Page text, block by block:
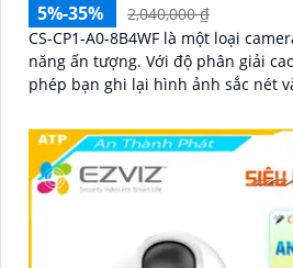
5%-35%
2,040,000 ₫
CS-CP1-A0-8B4WF là một loại
năng ấn tượng. Với độ phân giải cao, camera này cho
phép bạn ghi lại hình ảnh sắc nét